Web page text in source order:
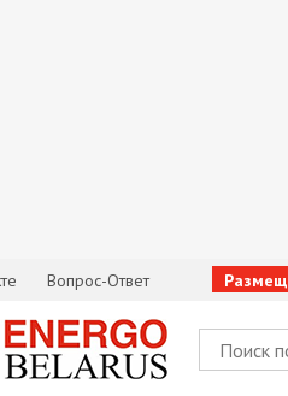
Вопрос-Ответ